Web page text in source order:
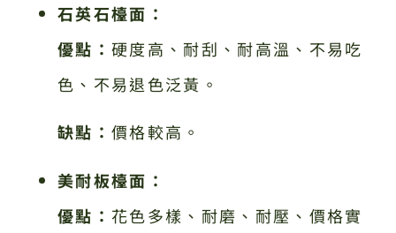
石英石檯面：
優點：硬度高、耐刮、耐高溫、不易吃
色、不易退色泛黃。
缺點：價格較高。
美耐板檯面：
優點：花色多樣、耐磨、耐壓、價格實